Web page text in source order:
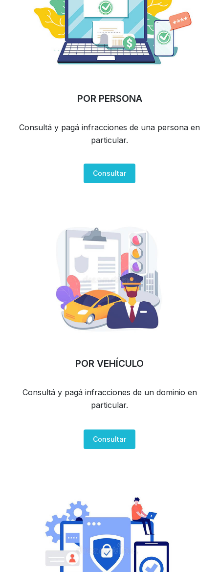
POR PERSONA
Consultá y pagá infracciones de una persona en
particular.
Consultar
POR VEHÍCULO
Consultá y pagá infracciones de un dominio en
particular.
Consultar